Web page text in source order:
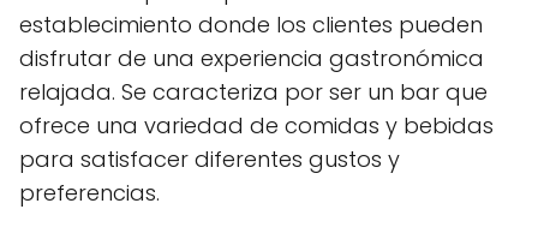
establecimiento donde los clientes pueden
disfrutar de una experiencia gastronómica
relajada. Se caracteriza por ser un bar que
ofrece una variedad de comidas y bebidas
para satisfacer diferentes gustos y
preferencias.